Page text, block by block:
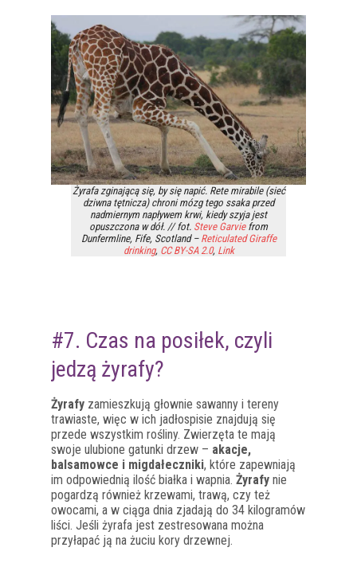
Żyrafa zginającą się, by się napić. Rete mirabile (sieć
dziwna tętnicza) chroni mózg tego ssaka przed
nadmiernym napływem krwi, kiedy szyja jest
opuszczona w dół. // fot. Steve Garviefrom
Dunfermline, Fife, Scotland – Reticulated Giraffe
drinking, CC BY-SA 2.0, Link
#7. Czas na posiłek, czyli
jedzą żyrafy?
Żyrafy zamieszkują głownie sawanny i tereny
trawiaste, więc w ich jadłospisie znajdują się
przede wszystkim rośliny. Zwierzęta te mają
swoje ulubione gatunki drzew – akacje,
balsamowce i migdałeczniki, które zapewniają
im odpowiednią ilość białka i wapnia. Żyrafy nie
pogardzą również krzewami, trawą, czy też
owocami, a w ciąga dnia zjadają do 34 kilogramów
liści. Jeśli żyrafa jest zestresowana można
przyłapać ją na żuciu kory drzewnej.